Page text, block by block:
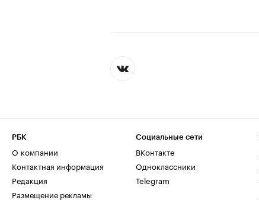
РБК
О компании
Контактная информация
Редакция
Размещение рекламы
Социальные сети
ВКонтакте
Одноклассники
Telegram